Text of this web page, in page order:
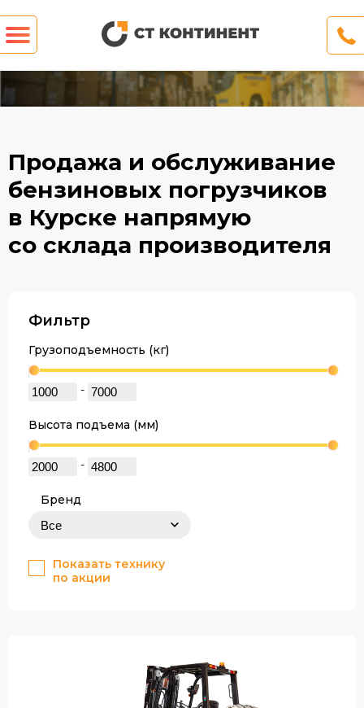
Продажа и обслуживание
бензиновых погрузчиков
в Курске напрямую
со склада производителя
Фильтр
Грузоподъемность (кг)
-
Высота подъема (мм)
-
Бренд
Показать технику
по акции